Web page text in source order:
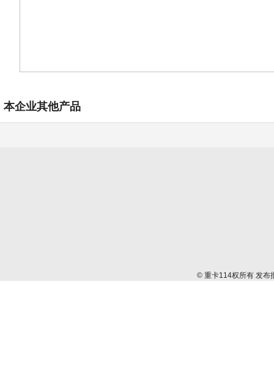
本企业其他产品
© 重卡114权所有 发布